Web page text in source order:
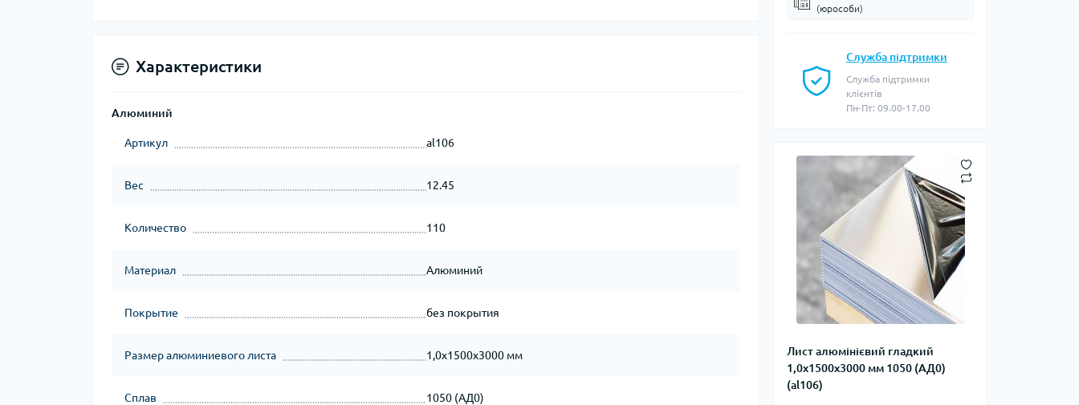
(юрособи)
Служба підтримки
Служба підтримки
клієнтів
Пн-Пт: 09.00-17.00
Лист алюмінієвий гладкий
1,0х1500х3000 мм 1050 (АД0)
(al106)
Характеристики
Алюминий
Артикул al106
Вес 12.45
Количество 110
Материал Алюминий
Покрытие без покрытия
Размер алюминиевого листа 1,0х1500х3000 мм
Сплав 1050 (АД0)